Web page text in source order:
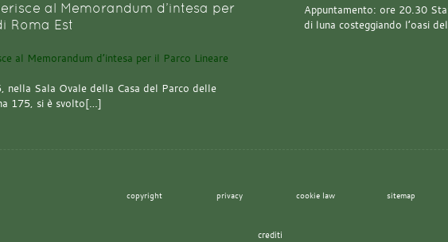
al Memorandum d’intesa per
Roma Est
nella Sala Ovale della Casa del Parco delle
175, si è svolto[…]
Appuntamento: ore 20.30
di luna costeggiando l’oasi
copyright privacy cookie law sitemap
crediti